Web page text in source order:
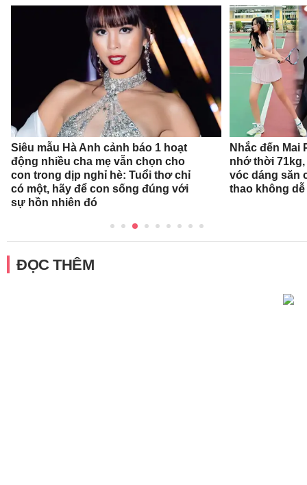
Siêu mẫu Hà Anh cảnh báo 1 hoạt
động nhiều cha mẹ vẫn chọn cho
con trong dịp nghỉ hè: Tuổi thơ chỉ
có một, hãy để con sống đúng với
sự hồn nhiên đó
Nhắc đến
nhớ thời
vóc dáng săn
thao không
ĐỌC THÊM